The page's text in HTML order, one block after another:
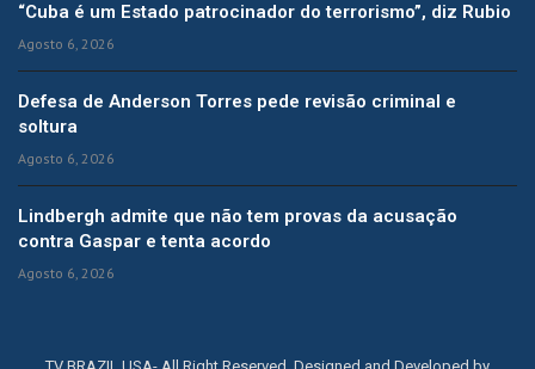
“Cuba é um Estado patrocinador do terrorismo”, diz Rubio
Agosto 6, 2026
Defesa de Anderson Torres pede revisão criminal e
soltura
Agosto 6, 2026
Lindbergh admite que não tem provas da acusação
contra Gaspar e tenta acordo
Agosto 6, 2026